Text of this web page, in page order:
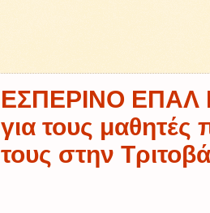
ΕΣΠΕΡΙΝΟ ΕΠΑΛ
για τους
τους στην